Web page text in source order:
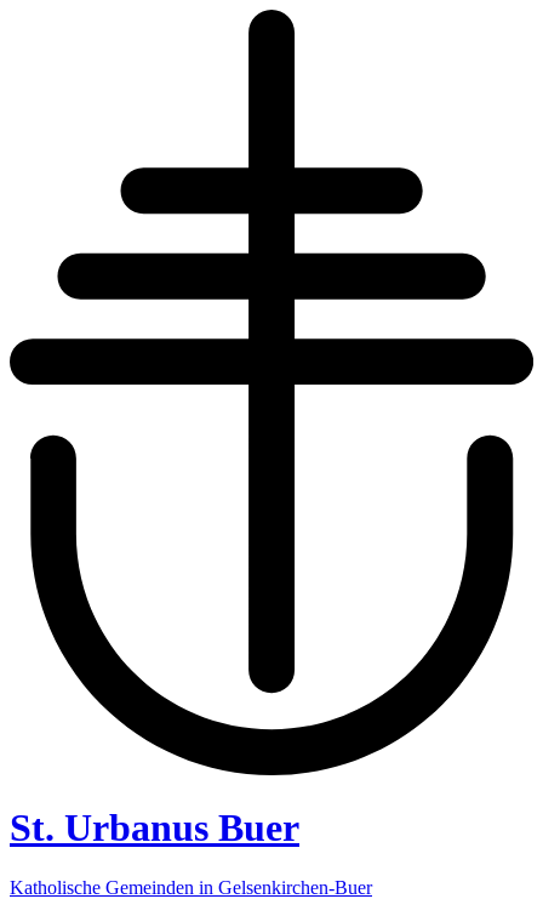
St. Urbanus Buer
Katholische Gemeinden in Gelsenkirchen-Buer